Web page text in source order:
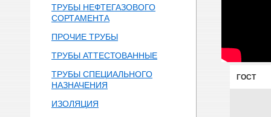
ТРУБЫ НЕФТЕГАЗОВОГО
СОРТАМЕНТА
ПРОЧИЕ ТРУБЫ
ТРУБЫ АТТЕСТОВАННЫЕ
ТРУБЫ СПЕЦИАЛЬНОГО
НАЗНАЧЕНИЯ
ИЗОЛЯЦИЯ
ГОСТ